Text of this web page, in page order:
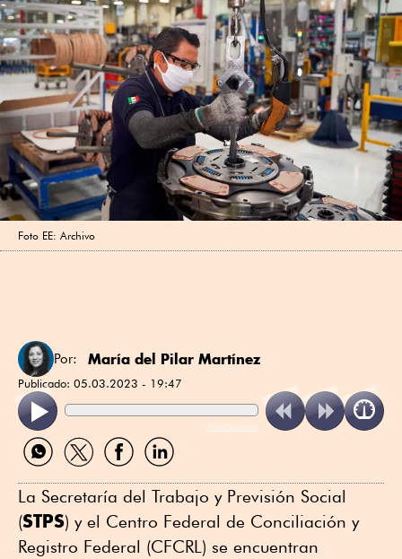
Foto EE: Archivo
Por: María del Pilar Martínez
Publicado: 05.03.2023 - 19:47
ReadSpeaker
Compartir
por
Compartir
por
Compartir
por
Compartir
por
La Secretaría del Trabajo y Previsión Social
(STPS) y el Centro Federal de Conciliación y
Registro Federal (CFCRL) se encuentran